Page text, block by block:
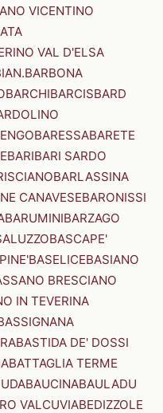
VICENTINO
VAL D'ELSA
BARBONA
BARCHIBARCISBARD
BARESSABARETE
BARIBARI SARDO
BARLASSINA
CANAVESEBARONISSI
BARUMINIBARZAGO
BASCAPE'
BASELICEBASIANO
BRESCIANO
IN TEVERINA
BASTIDA DE' DOSSI
BATTAGLIA TERME
BAUCINABAULADU
VALCUVIABEDIZZOLE